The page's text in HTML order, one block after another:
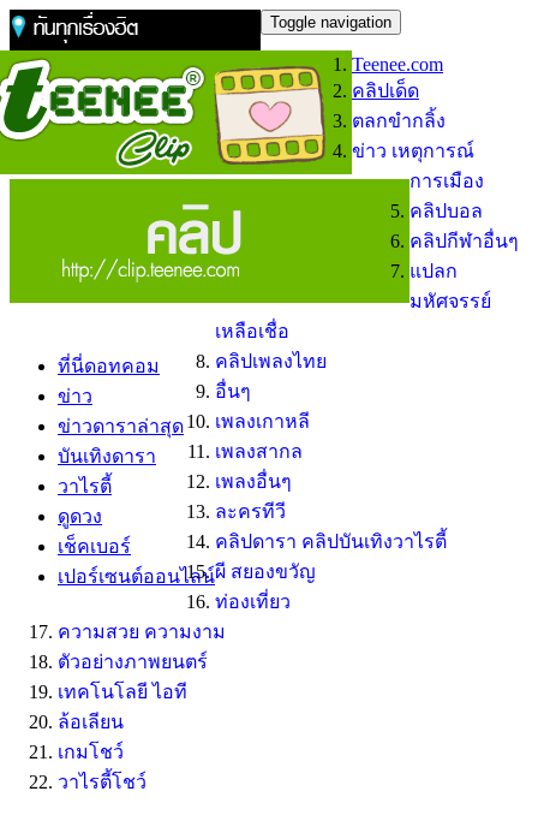
Toggle navigation
ที่นี่ดอทคอม
ข่าว
ข่าวดาราล่าสุด
บันเทิงดารา
วาไรตี้
ดูดวง
เช็คเบอร์
เปอร์เซนต์ออนไลน์
Teenee.com
คลิปเด็ด
ตลกขำกลิ้ง
ข่าว เหตุการณ์
การเมือง
คลิปบอล
คลิปกีฬาอื่นๆ
แปลก
มหัศจรรย์
เหลือเชื่อ
คลิปเพลงไทย
อื่นๆ
เพลงเกาหลี
เพลงสากล
เพลงอื่นๆ
ละครทีวี
คลิปดารา คลิปบันเทิงวาไรตี้
ผี สยองขวัญ
ท่องเที่ยว
ความสวย ความงาม
ตัวอย่างภาพยนตร์
เทคโนโลยี ไอที
ล้อเลียน
เกมโชว์
วาไรตี้โชว์